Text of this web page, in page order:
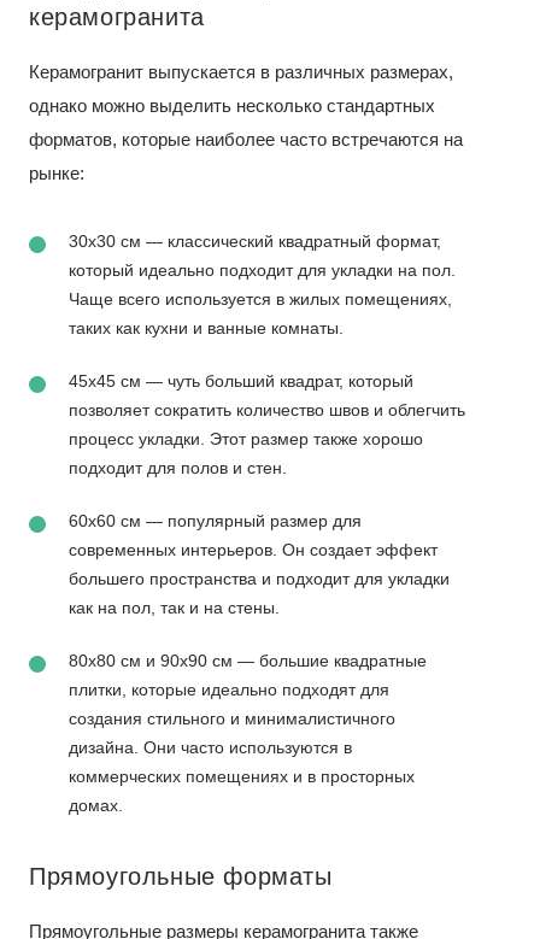
керамогранита
Керамогранит выпускается в различных размерах,
однако можно выделить несколько стандартных
форматов, которые наиболее часто встречаются на
рынке:
30x30 см — классический квадратный формат,
который идеально подходит для укладки на пол.
Чаще всего используется в жилых помещениях,
таких как кухни и ванные комнаты.
45x45 см — чуть больший квадрат, который
позволяет сократить количество швов и облегчить
процесс укладки. Этот размер также хорошо
подходит для полов и стен.
60x60 см — популярный размер для
современных интерьеров. Он создает эффект
большего пространства и подходит для укладки
как на пол, так и на стены.
80x80 см и 90x90 см — большие квадратные
плитки, которые идеально подходят для
создания стильного и минималистичного
дизайна. Они часто используются в
коммерческих помещениях и в просторных
домах.
Прямоугольные форматы
Прямоугольные размеры керамогранита также